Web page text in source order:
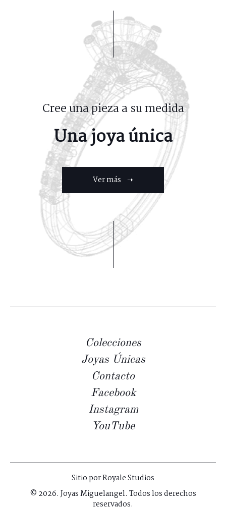
Cree una pieza a su medida
Una joya única
Ver más ➝
Colecciones
Joyas Únicas
Contacto
Facebook
Instagram
YouTube
Sitio porRoyale Studios
© 2026. Joyas Miguelangel. Todos los derechos
reservados.